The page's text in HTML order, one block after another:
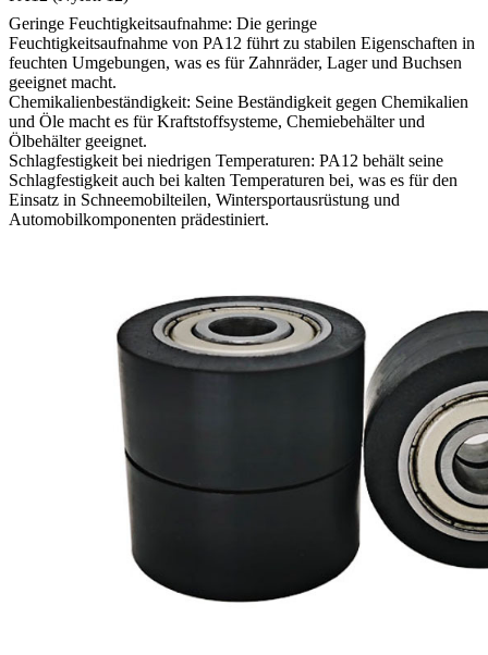
Geringe Feuchtigkeitsaufnahme: Die geringe
Feuchtigkeitsaufnahme von PA12 führt zu stabilen Eigenschaften in
feuchten Umgebungen, was es für Zahnräder, Lager und Buchsen
geeignet macht.
Chemikalienbeständigkeit: Seine Beständigkeit gegen Chemikalien
und Öle macht es für Kraftstoffsysteme, Chemiebehälter und
Ölbehälter geeignet.
Schlagfestigkeit bei niedrigen Temperaturen: PA12 behält seine
Schlagfestigkeit auch bei kalten Temperaturen bei, was es für den
Einsatz in Schneemobilteilen, Wintersportausrüstung und
Automobilkomponenten prädestiniert.